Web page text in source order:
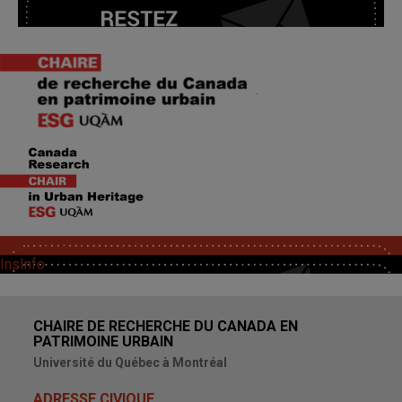
SoutChaire
InsInfo
CHAIRE DE RECHERCHE DU CANADA EN
PATRIMOINE URBAIN
Université du Québec à Montréal